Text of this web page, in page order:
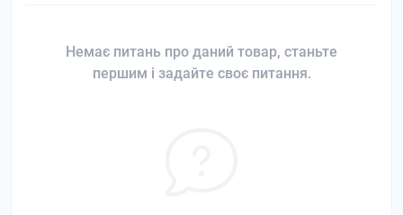
Немає питань про даний товар, станьте
першим і задайте своє питання.